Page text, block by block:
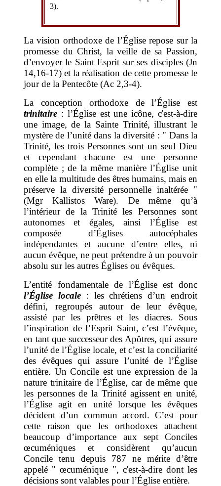
3).
La vision orthodoxe de l’Église repose sur la
promesse du Christ, la veille de sa Passion,
d’envoyer le Saint Esprit sur ses disciples (Jn
14,16-17) et la réalisation de cette promesse le
jour de la Pentecôte (Ac 2,3-4).
La conception orthodoxe de l’Église est
trinitaire : l’Église est une icône, c'est-à-dire
une image, de la Sainte Trinité, illustrant le
mystère de l’unité dans la diversité : " Dans la
Trinité, les trois Personnes sont un seul Dieu
et cependant chacune est une personne
complète ; de la même manière l’Église unit
en elle la multitude des êtres humains, mais en
préserve la diversité personnelle inaltérée "
(Mgr Kallistos Ware). De même qu’à
l’intérieur de la Trinité les Personnes sont
autonomes et égales, ainsi l’Église est
composée d’Églises autocéphales
indépendantes et aucune d’entre elles, ni
aucun évêque, ne peut prétendre à un pouvoir
absolu sur les autres Églises ou évêques.
L’entité fondamentale de l’Église est donc
l’Église locale: les chrétiens d’un endroit
défini, regroupés autour de leur évêque,
assisté par les prêtres et les diacres. Sous
l’inspiration de l’Esprit Saint, c’est l’évêque,
en tant que successeur des Apôtres, qui assure
l’unité de l’Église locale, et c’est la conciliarité
des évêques qui assure l’unité de l’Église
entière. Un Concile est une expression de la
nature trinitaire de l’Église, car de même que
les personnes de la Trinité agissent en unité,
l’Église agit en unité lorsque les évêques
décident d’un commun accord. C’est pour
cette raison que les orthodoxes attachent
beaucoup d’importance aux sept Conciles
œcuméniques et considèrent qu’aucun
Concile tenu depuis 787 ne mérite d’être
appelé " œcuménique ", c'est-à-dire dont les
décisions sont valables pour l’Église entière.